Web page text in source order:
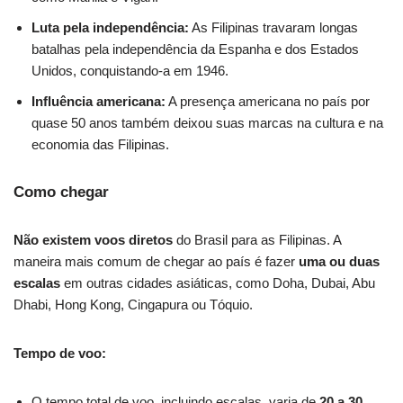
Luta pela independência: As Filipinas travaram longas
batalhas pela independência da Espanha e dos Estados
Unidos, conquistando-a em 1946.
Influência americana: A presença americana no país por
quase 50 anos também deixou suas marcas na cultura e na
economia das Filipinas.
Como chegar
Não existem voos diretos do Brasil para as Filipinas. A
maneira mais comum de chegar ao país é fazer uma ou duas
escalas em outras cidades asiáticas, como Doha, Dubai, Abu
Dhabi, Hong Kong, Cingapura ou Tóquio.
Tempo de voo: